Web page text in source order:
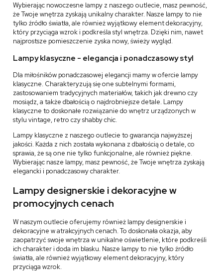
Wybierając nowoczesne lampy z naszego outlecie, masz pewność,
że Twoje wnętrza zyskają unikalny charakter. Nasze lampy to nie
tylko źródło światła, ale również wyjątkowy element dekoracyjny,
który przyciąga wzrok i podkreśla styl wnętrza. Dzięki nim, nawet
najprostsze pomieszczenie zyska nowy, świeży wygląd.
Lampy klasyczne - elegancja i ponadczasowy styl
Dla miłośników ponadczasowej elegancji mamy w ofercie lampy
klasyczne. Charakteryzują się one subtelnymi formami,
zastosowaniem tradycyjnych materiałów, takich jak drewno czy
mosiądz, a także dbałością o najdrobniejsze detale. Lampy
klasyczne to doskonałe rozwiązanie do wnętrz urządzonych w
stylu vintage, retro czy shabby chic.
Lampy klasyczne z naszego outlecie to gwarancja najwyższej
jakości. Każda z nich została wykonana z dbałością o detale, co
sprawia, że są one nie tylko funkcjonalne, ale również piękne.
Wybierając nasze lampy, masz pewność, że Twoje wnętrza zyskają
elegancki i ponadczasowy charakter.
Lampy designerskie i dekoracyjne w
promocyjnych cenach
W naszym outlecie oferujemy również lampy designerskie i
dekoracyjne w atrakcyjnych cenach. To doskonała okazja, aby
zaopatrzyć swoje wnętrza w unikalne oświetlenie, które podkreśli
ich charakter i doda im blasku. Nasze lampy to nie tylko źródło
światła, ale również wyjątkowy element dekoracyjny, który
przyciąga wzrok.